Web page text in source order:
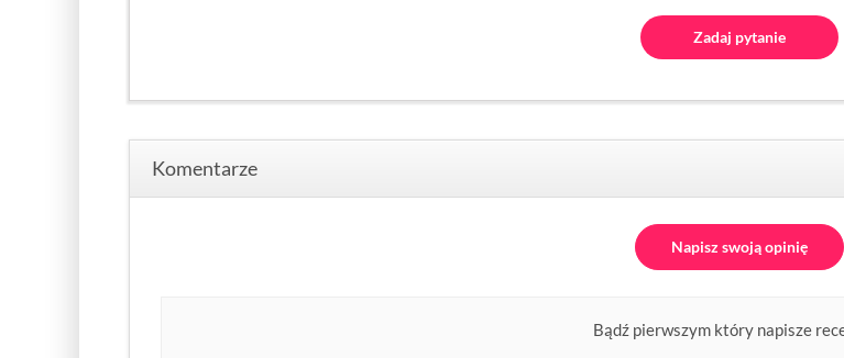
Zadaj pytanie
Komentarze
Napisz swoją opinię
Bądź pierwszym który napisze